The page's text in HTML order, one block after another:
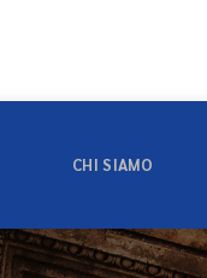
CHI SIAMO